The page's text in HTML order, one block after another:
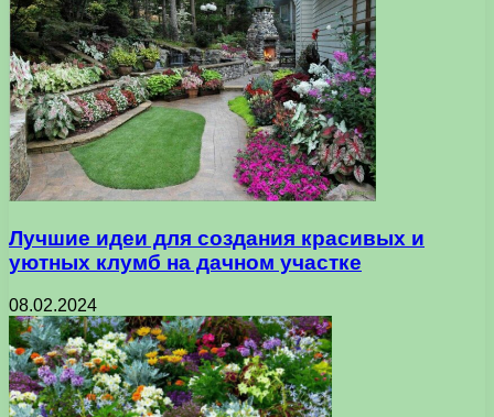
Лучшие идеи для создания красивых и
уютных клумб на дачном участке
08.02.2024